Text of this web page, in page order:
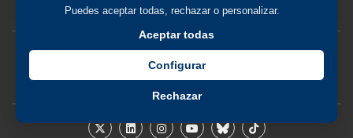
Puedes aceptar todas, rechazar o personalizar.
Aceptar todas
Configurar
Rechazar
Avíso legal | Política de privacidad | Política de cookies